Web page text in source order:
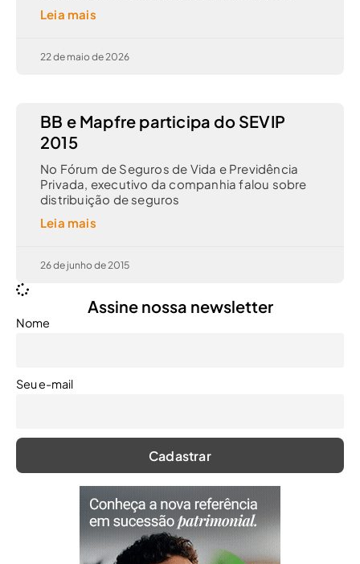
Leia mais
22 de maio de 2026
BB e Mapfre participa do SEVIP
2015
No Fórum de Seguros de Vida e Previdência
Privada, executivo da companhia falou sobre
distribuição de seguros
Leia mais
26 de junho de 2015
Assine nossa newsletter
Nome
Seu e-mail